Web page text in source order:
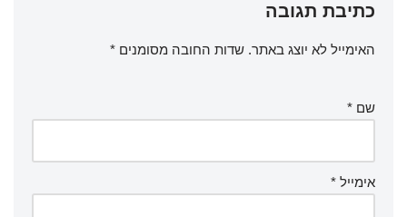
כתיבת תגובה
האימייל לא יוצג באתר. שדות החובה מסומנים *
שם *
אימייל *